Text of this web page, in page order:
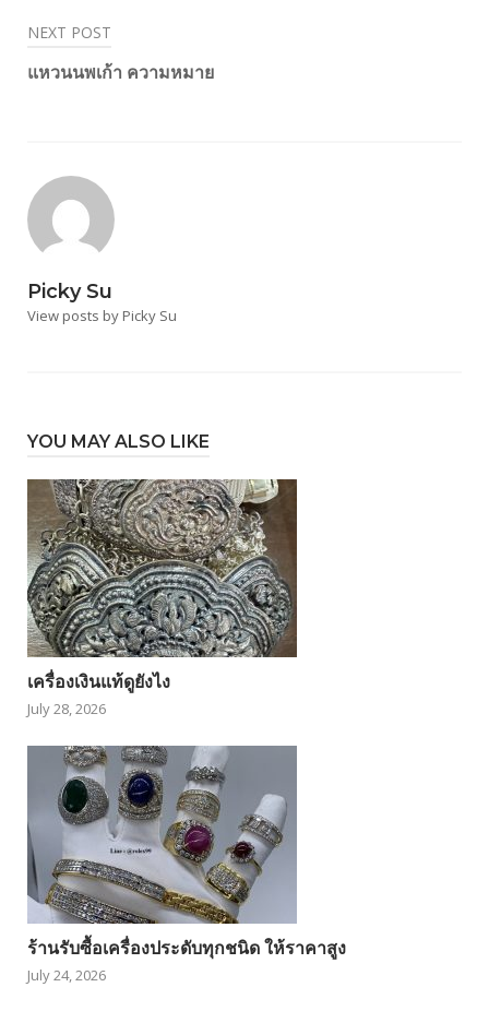
NEXT POST
แหวนนพเก้า ความหมาย
Picky Su
View posts by Picky Su
YOU MAY ALSO LIKE
เครื่องเงินแท้ดูยังไง
July 28, 2026
ร้านรับซื้อเครื่องประดับทุกชนิด ให้ราคาสูง
July 24, 2026